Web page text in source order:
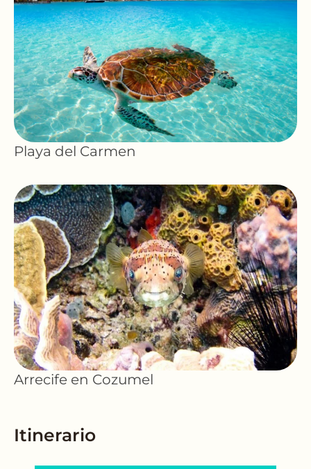
Playa del Carmen
Arrecife en Cozumel
Itinerario